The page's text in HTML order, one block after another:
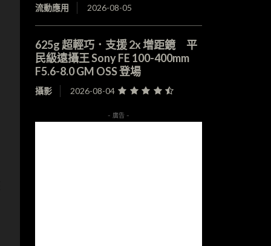
流動應用 2026-08-05
625g 超輕巧．支援 2x 增距鏡 平
民級遠攝王 Sony FE 100-400mm
F5.6-8.0 GM OSS 登場
攝影 2026-08-04
- 廣告 -